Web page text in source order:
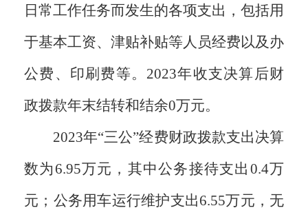
日常工作任务而发生的各项支出，包括用
于基本工资、津贴补贴等人员经费以及办
公费、印刷费等。2023年收支决算后财
政拨款年末结转和结余0万元。
2023年“三公”经费财政拨款支出决算
数为6.95万元，其中公务接待支出0.4万
元；公务用车运行维护支出6.55万元，无